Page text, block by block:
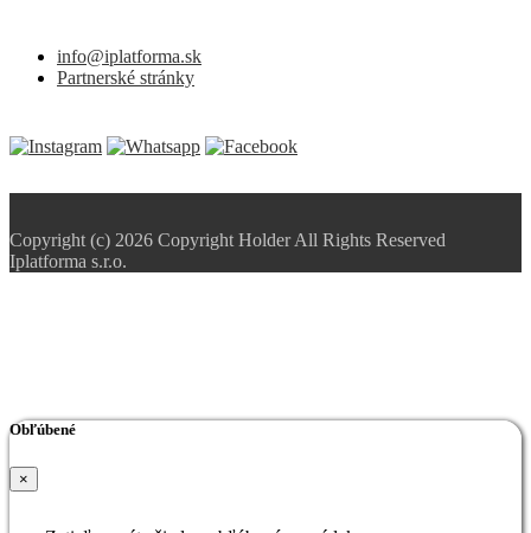
info@iplatforma.sk
Partnerské stránky
Copyright (c) 2026 Copyright Holder All Rights Reserved
Iplatforma s.r.o.
Obľúbené
×